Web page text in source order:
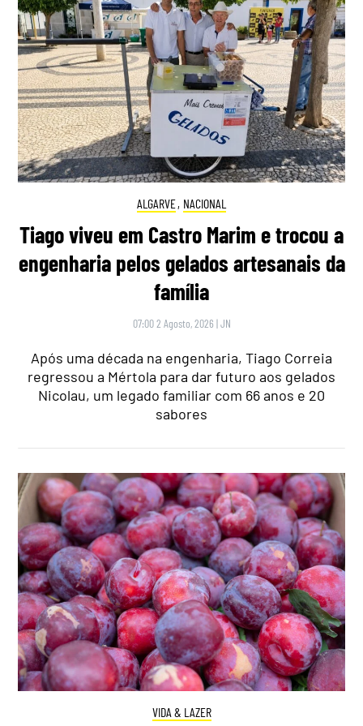
ALGARVE, NACIONAL
Tiago viveu em Castro Marim e trocou a
engenharia pelos gelados artesanais da
família
07:00 2 Agosto, 2026 |JN
Após uma década na engenharia, Tiago Correia
regressou a Mértola para dar futuro aos gelados
Nicolau, um legado familiar com 66 anos e 20
sabores
VIDA & LAZER